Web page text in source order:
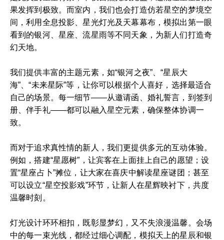
果发挥到极致。而室内，我们也会打造仿若星空的梦境空
间，利用全息投影、星光灯光及天幕幕布，模拟出第一眼
看到的银河、星座、流星雨等不同天象，为新人们打造奇
幻天地。
我们提供丰富的主题元素，如“银河之夜”、“星辰大
海”、“未来星际”等，让你可以根据个人喜好，选择最适合
自己的场景。每一细节——从邀请函、婚礼誓言，到签到
册、伴手礼——都可以融入星空元素，确保整体协调一
致。
而对于追求真性情的新人，我们更提供多元的互动体验。
例如，搭建“星愿树”，让宾客在上面挂上自己的愿望；设
置“星座占卜”摊位，让大家在喜庆中解读星座谜团；甚至
可以设立“星空投影戏”环节，让新人在星辉映衬下，共度
温馨时刻。
灯光设计环环相扣，既彰显梦幻，又不失浪漫温馨。会场
中的每一束光线，都经过细心调配，模拟天上的星辰和银